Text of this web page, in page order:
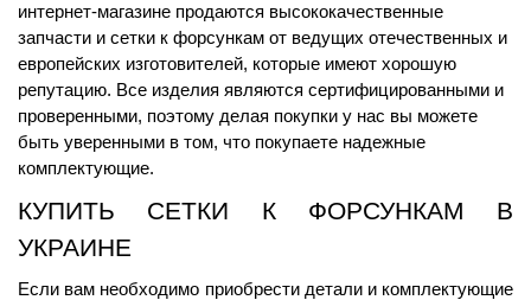
интернет-магазине продаются высококачественные
запчасти и сетки к форсункам от ведущих отечественных и
европейских изготовителей, которые имеют хорошую
репутацию. Все изделия являются сертифицированными и
проверенными, поэтому делая покупки у нас вы можете
быть уверенными в том, что покупаете надежные
комплектующие.
КУПИТЬ СЕТКИ К ФОРСУНКАМ В
УКРАИНЕ
Если вам необходимо приобрести детали и комплектующие